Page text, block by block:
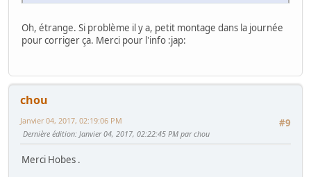
Oh, étrange. Si problème il y a, petit montage dans la journée
pour corriger ça. Merci pour l'info :jap:
chou
#9
Janvier 04, 2017, 02:19:06 PM
Dernière édition: Janvier 04, 2017, 02:22:45 PM par chou
Merci Hobes .